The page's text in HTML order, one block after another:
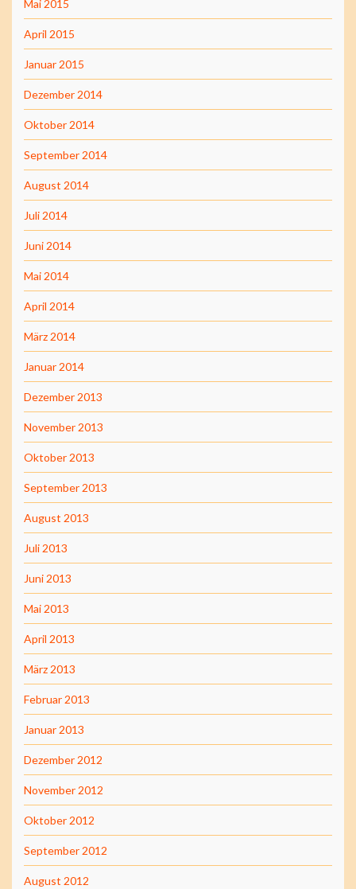
Mai 2015
April 2015
Januar 2015
Dezember 2014
Oktober 2014
September 2014
August 2014
Juli 2014
Juni 2014
Mai 2014
April 2014
März 2014
Januar 2014
Dezember 2013
November 2013
Oktober 2013
September 2013
August 2013
Juli 2013
Juni 2013
Mai 2013
April 2013
März 2013
Februar 2013
Januar 2013
Dezember 2012
November 2012
Oktober 2012
September 2012
August 2012